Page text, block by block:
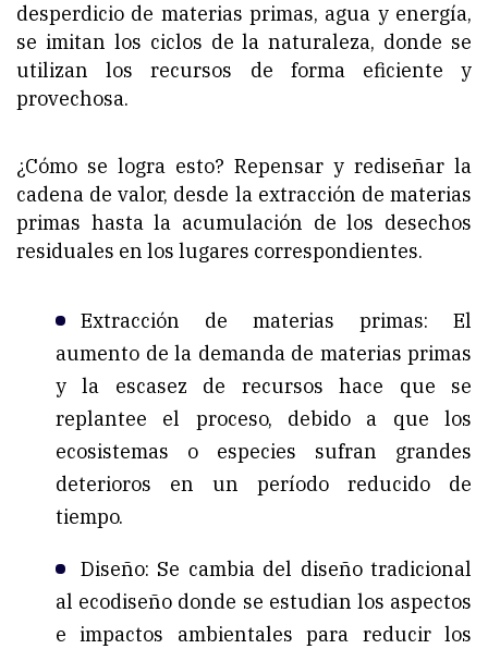
desperdicio de materias primas, agua y energía,
se imitan los ciclos de la naturaleza, donde se
utilizan los recursos de forma eficiente y
provechosa.
¿Cómo se logra esto? Repensar y rediseñar la
cadena de valor, desde la extracción de materias
primas hasta la acumulación de los desechos
residuales en los lugares correspondientes.
Extracción de materias primas: El
aumento de la demanda de materias primas
y la escasez de recursos hace que se
replantee el proceso, debido a que los
ecosistemas o especies sufran grandes
deterioros en un período reducido de
tiempo.
Diseño: Se cambia del diseño tradicional
al ecodiseño donde se estudian los aspectos
e impactos ambientales para reducir los